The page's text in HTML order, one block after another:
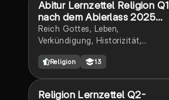
Abitur Lernzettel Religion Q1
nach dem Abierlass 2025
Hessen
Reich Gottes, Leben,
Verkündigung, Historizität,
Doppelgebot, Feindesliebe,
Bergpredigt, Kreuz und
Religion 13
Religion Lernzettel Q2-